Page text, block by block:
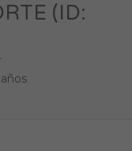
(ID: